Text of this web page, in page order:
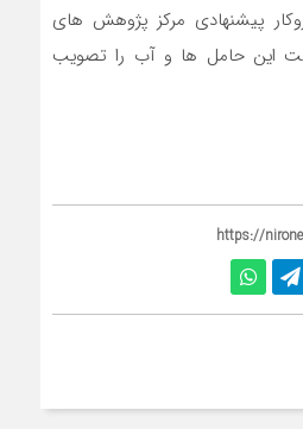
پیشنهادی مرکز پژوهش های
این حامل ها و آب را تصویب
https://